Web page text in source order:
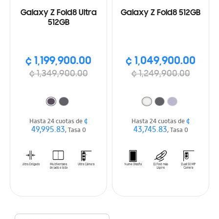
Galaxy Z Fold8 Ultra
512GB
¢ 1,199,900.00
¢ 1,349,900.00
Hasta 24 cuotas de¢
49,995.83, Tasa 0
Galaxy Z Fold8 512GB
¢ 1,049,900.00
¢ 1,249,900.00
Hasta 24 cuotas de¢
43,745.83, Tasa 0